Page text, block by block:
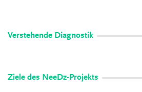
Verstehende Diagnostik
Ziele des NeeDz-Projekts